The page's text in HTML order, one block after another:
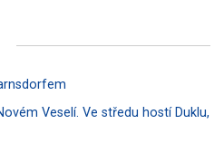
Veselí. Ve středu hostí Duklu,